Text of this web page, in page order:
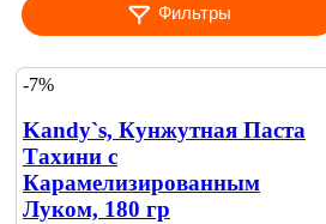
Фильтры
-7%
Kandy`s, Кунжутная Паста
Тахини с
Карамелизированным
Луком, 180 гр